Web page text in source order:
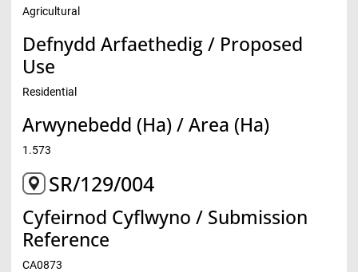
Agricultural
Defnydd Arfaethedig / Proposed
Use
Residential
Arwynebedd (Ha) / Area (Ha)
1.573
SR/129/004
Cyfeirnod Cyflwyno / Submission
Reference
CA0873